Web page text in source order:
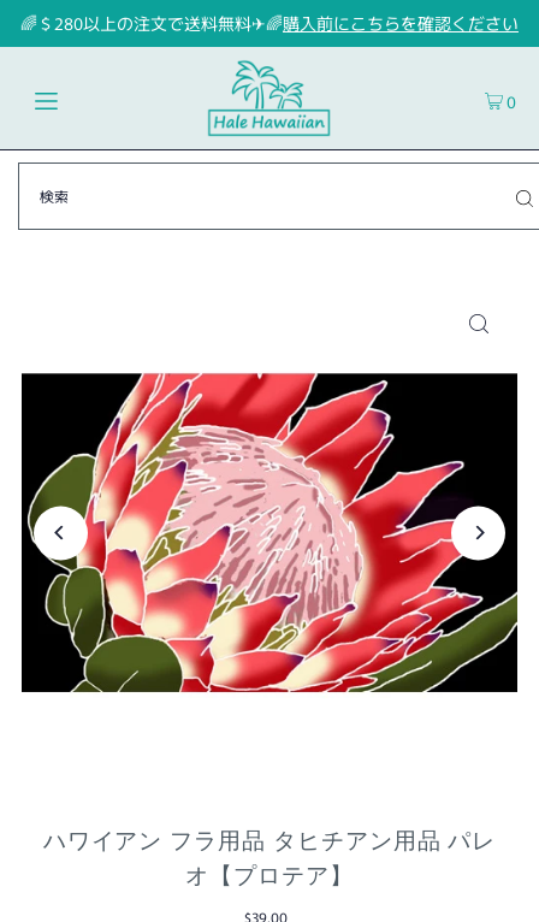
🌈＄280以上の注文で送料無料✈🌈購入前にこちらを確認ください
0
ハワイアン フラ用品 タヒチアン用品 パレ
オ【プロテア】
$39.00